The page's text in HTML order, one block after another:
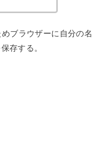
ブラウザーに自分の名
存する。